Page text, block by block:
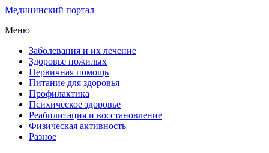
Медицинский портал
Меню
Заболевания и их лечение
Здоровье пожилых
Первичная помощь
Питание для здоровья
Профилактика
Психическое здоровье
Реабилитация и восстановление
Физическая активность
Разное